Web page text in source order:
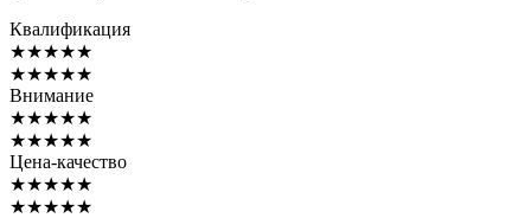
Квалификация
★★★★★
★★★★★
Внимание
★★★★★
★★★★★
Цена-качество
★★★★★
★★★★★